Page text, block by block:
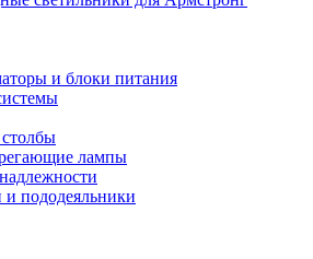
и блоки питания
лампы
пододеяльники